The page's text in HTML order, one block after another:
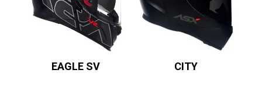
EAGLE SV CITY